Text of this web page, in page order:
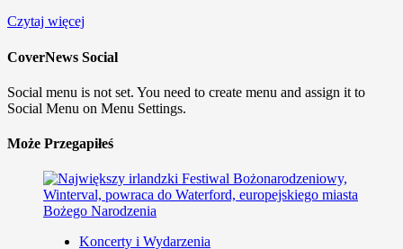
Czytaj więcej
CoverNews Social
Social menu is not set. You need to create menu and assign it to
Social Menu on Menu Settings.
Może Przegapiłeś
Koncerty i Wydarzenia